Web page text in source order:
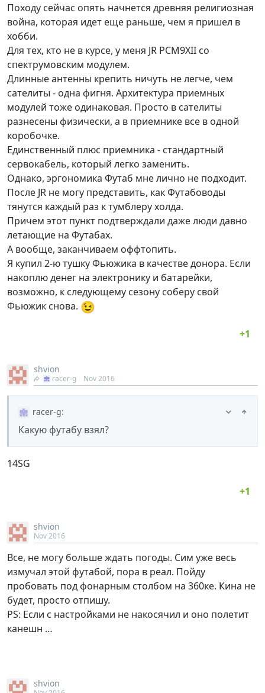
Походу сейчас опять начнется древняя религиозная
война, которая идет еще раньше, чем я пришел в
хобби.
Для тех, кто не в курсе, у меня JR PCM9XII со
спектрумовским модулем.
Длинные антенны крепить ничуть не легче, чем
сателиты - одна фигня. Архитектура приемных
модулей тоже одинаковая. Просто в сателиты
разнесены физически, а в приемнике все в одной
коробочке.
Единственный плюс приемника - стандартный
сервокабель, который легко заменить.
Однако, эргономика Футаб мне лично не подходит.
После JR не могу представить, как Футабоводы
тянутся каждый раз к тумблеру холда.
Причем этот пункт подтверждали даже люди давно
летающие на Футабах.
А вообще, заканчиваем оффтопить.
Я купил 2-ю тушку Фьюжика в качестве донора. Если
накоплю денег на электронику и батарейки,
возможно, к следующему сезону соберу свой
Фьюжик снова. 😉
shvion
racer-g Nov 2016
racer-g:
Какую футабу взял?
14SG
shvion
Nov 2016
Все, не могу больше ждать погоды. Сим уже весь
измучал этой футабой, пора в реал. Пойду
пробовать под фонарным столбом на 360ке. Кина не
будет, просто отпишу.
PS: Если с настройками не накосячил и оно полетит
канешн …
shvion